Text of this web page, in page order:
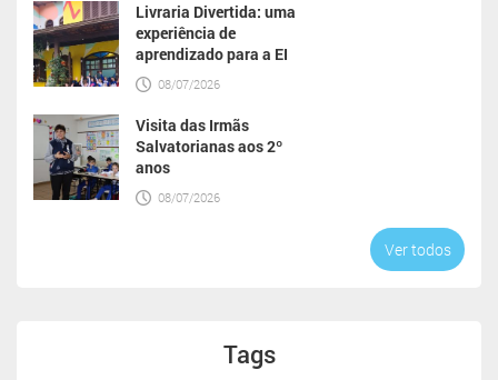
Livraria Divertida: uma
experiência de
aprendizado para a EI
08/07/2026
Visita das Irmãs
Salvatorianas aos 2º
anos
08/07/2026
Ver todos
Tags